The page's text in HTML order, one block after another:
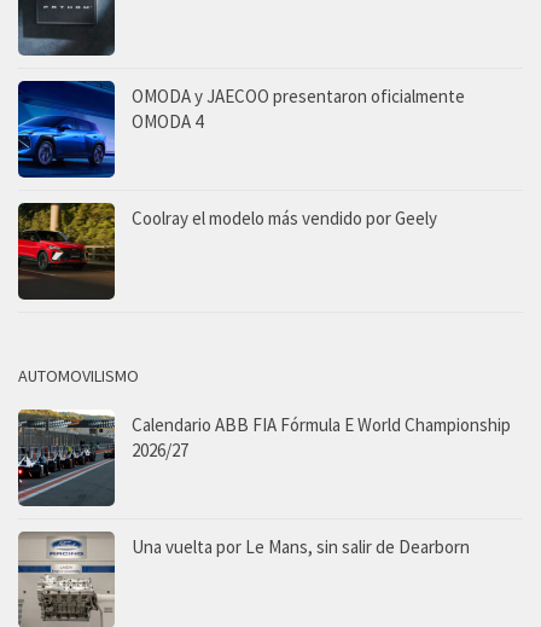
OMODA y JAECOO presentaron oficialmente
OMODA 4
Coolray el modelo más vendido por Geely
AUTOMOVILISMO
Calendario ABB FIA Fórmula E World Championship
2026/27
Una vuelta por Le Mans, sin salir de Dearborn